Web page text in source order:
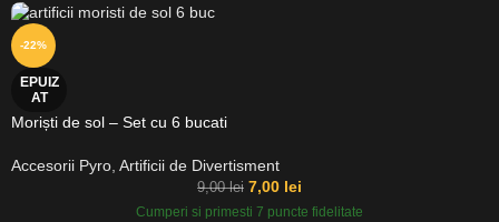
-22%
EPUIZ
AT
Moriști de sol – Set cu 6 bucati
Accesorii Pyro, Artificii de Divertisment
9,00lei 7,00 lei
Cumperi si primesti 7 puncte fidelitate